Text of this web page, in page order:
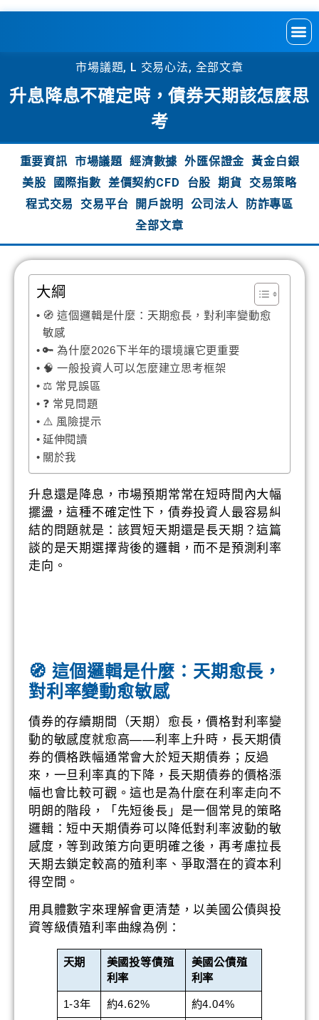
市場議題, L 交易心法, 全部文章
升息降息不確定時，債券天期該怎麼思
考
重要資訊 市場議題 經濟數據 外匯保證金 黃金白銀
美股
國際指數 差價契約CFD 台股 期貨
交易策略
程式交易
交易平台 開戶說明 公司法人
防詐專區
全部文章
大綱
🧭 這個邏輯是什麼：天期愈長，對利率變動愈
敏感
🔑 為什麼2026下半年的環境讓它更重要
🧠 一般投資人可以怎麼建立思考框架
⚖️ 常見誤區
❓ 常見問題
⚠️ 風險提示
延伸閱讀
關於我
升息還是降息，市場預期常常在短時間內大幅
擺盪，這種不確定性下，債券投資人最容易糾
結的問題就是：該買短天期還是長天期？這篇
談的是天期選擇背後的邏輯，而不是預測利率
走向。
🧭 這個邏輯是什麼：天期愈長，
對利率變動愈敏感
債券的存續期間（天期）愈長，價格對利率變
動的敏感度就愈高——利率上升時，長天期債
券的價格跌幅通常會大於短天期債券；反過
來，一旦利率真的下降，長天期債券的價格漲
幅也會比較可觀。這也是為什麼在利率走向不
明朗的階段，「先短後長」是一個常見的策略
邏輯：短中天期債券可以降低對利率波動的敏
感度，等到政策方向更明確之後，再考慮拉長
天期去鎖定較高的殖利率、爭取潛在的資本利
得空間。
用具體數字來理解會更清楚，以美國公債與投
資等級債殖利率曲線為例：
天期
美國投等債殖
利率
美國公債殖
利率
1-3年 約4.62% 約4.04%